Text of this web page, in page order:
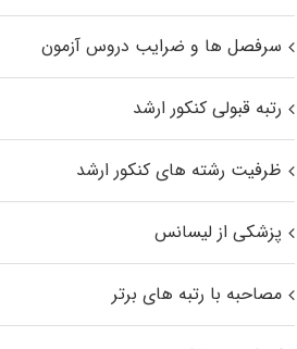
سرفصل ها و ضرایب دروس آزمون
رتبه قبولی کنکور ارشد
ظرفیت رشته های کنکور ارشد
پزشکی از لیسانس
مصاحبه با رتبه های برتر